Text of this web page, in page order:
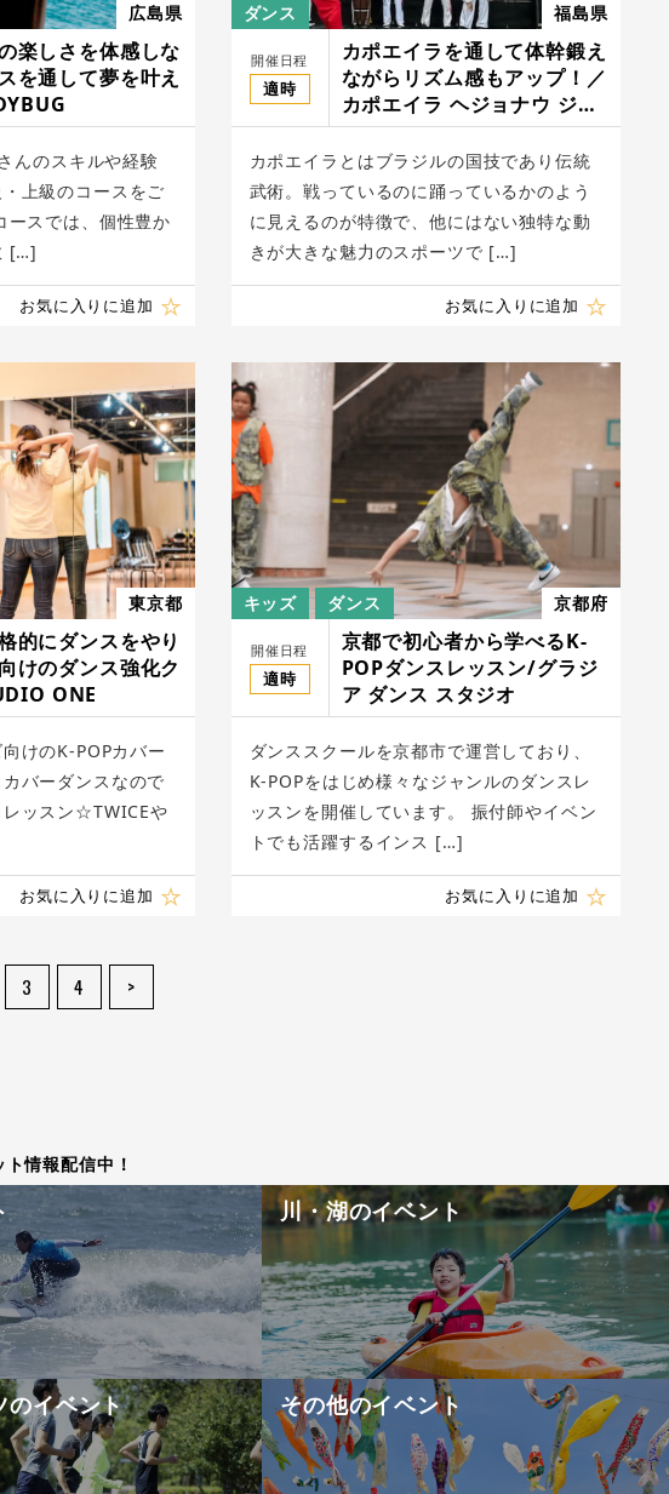
広島県
楽しさを体感しな
を通して夢を叶え
んのスキルや経験
上級のコースをご
ースでは、個性豊か
[…]
お気に入りに追加
ダンス 福島県
開催日程
適時
カポエイラを通して体幹鍛え
ながらリズム感もアップ！／
カポエイラ ヘジョナウ ジャ
ポン
カポエイラとはブラジルの国技であり伝統
武術。戦っているのに踊っているかのよう
に見えるのが特徴で、他にはない独特な動
きが大きな魅力のスポーツで […]
お気に入りに追加
東京都
的にダンスをやり
けのダンス強化ク
ONE
けのK-POPカバー
バーダンスなので
ッスン☆TWICEや
お気に入りに追加
キッズ ダンス 京都府
開催日程
適時
京都で初心者から学べるK-
POPダンスレッスン/グラジ
ア ダンス スタジオ
ダンススクールを京都市で運営しており、
K-POPをはじめ様々なジャンルのダンスレ
ッスンを開催しています。 振付師やイベン
トでも活躍するインス […]
お気に入りに追加
3 4 >
情報配信中！
川・湖のイベント
のイベント その他のイベント